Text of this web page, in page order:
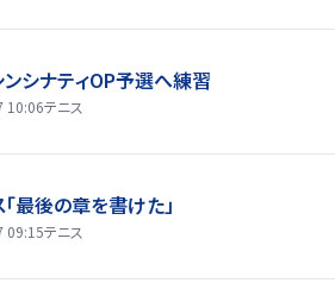
シナティOP予選へ練習
10:06テニス
「最後の章を書けた」
09:15テニス